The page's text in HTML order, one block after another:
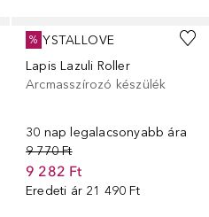
CRYSTALLOVE
Lapis Lazuli Roller
Arcmasszírozó készülék
30 nap legalacsonyabb ára
9 770 Ft
9 282 Ft
Eredeti ár 21 490 Ft
%